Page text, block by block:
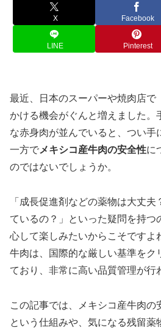
X Facebook
LINE Pinterest
最近、日本のスーパーや焼肉店で
かける機会がぐんと増えました。
な赤身肉が並んでいると、つい手
一方でメキシコ産牛肉の安全性に
のではないでしょうか。
「成長促進剤などの薬物は大丈
ているの？」といった疑問を持つ
心して楽しみたいからこそですよ
牛肉は、国際的な厳しい基準をク
ており、非常に高い品質管理が行
この記事では、メキシコ産牛肉の
という仕組みや、気になる残留薬